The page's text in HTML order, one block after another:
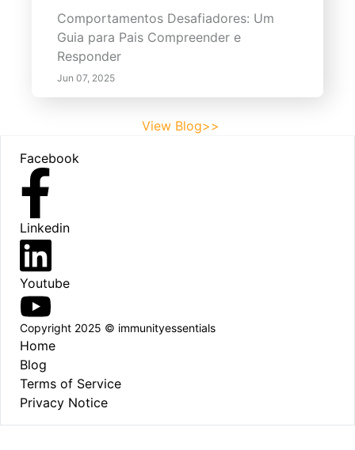
Comportamentos Desafiadores: Um
Guia para Pais Compreender e
Responder
Jun 07, 2025
View Blog>>
Facebook
Linkedin
Youtube
Copyright 2025 © immunityessentials
Home
Blog
Terms of Service
Privacy Notice